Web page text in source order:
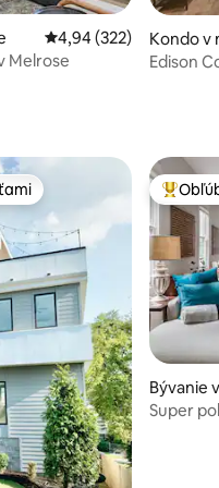
Priemerné
4,94 (322)
Melrose
Kondo v
Edison
od
Bývanie
Super